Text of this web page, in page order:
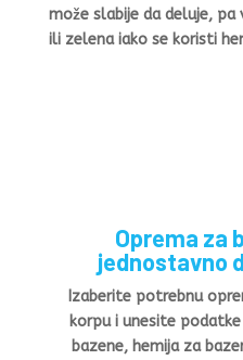
može slabije da deluje,
ili zelena iako se koristi
Oprema za
jednostavno
Izaberite potrebnu
korpu i unesite
bazene, hemija za